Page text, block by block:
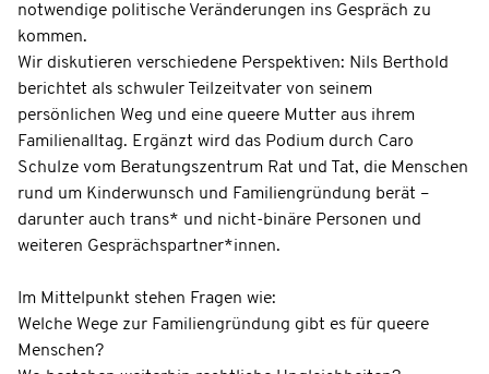
notwendige politische Veränderungen ins Gespräch zu
kommen.
Wir diskutieren verschiedene Perspektiven: Nils Berthold
berichtet als schwuler Teilzeitvater von seinem
persönlichen Weg und eine queere Mutter aus ihrem
Familienalltag. Ergänzt wird das Podium durch Caro
Schulze vom Beratungszentrum Rat und Tat, die Menschen
rund um Kinderwunsch und Familiengründung berät –
darunter auch trans* und nicht-binäre Personen und
weiteren Gesprächspartner*innen.
Im Mittelpunkt stehen Fragen wie:
Welche Wege zur Familiengründung gibt es für queere
Menschen?